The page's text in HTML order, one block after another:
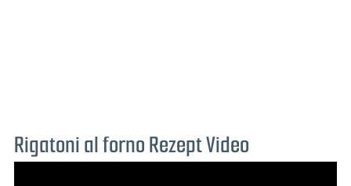
Rigatoni al forno Rezept Video